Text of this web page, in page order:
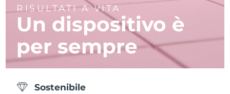
RISULTATI A VITA
Un dispositivo è
per sempre
Sostenibile